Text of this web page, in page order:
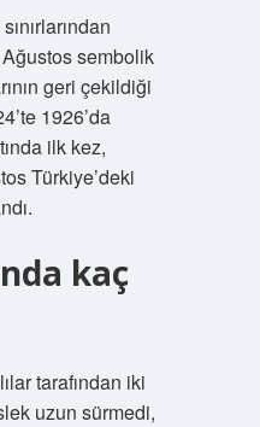
sembolik
geri çekildiği
1926’da
ilk kez,
Türkiye’deki
kaç
tarafından iki
uzun sürmedi,